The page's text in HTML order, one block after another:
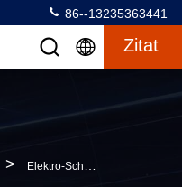
86--13235363441
Zitat
> Elektro-Schmelzofen Mit Hoher Zuverlässigkeit Und Mittlerer Frequenz Für Die Metallindustrie